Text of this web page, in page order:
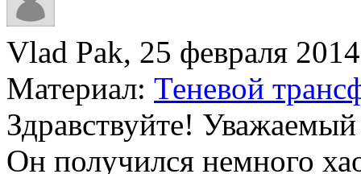
Vlad Pak, 25 февраля
Материал: Теневой
Здравствуйте!
Он получился немного